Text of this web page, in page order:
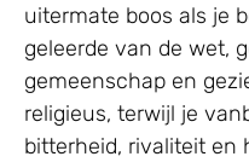
uitermate boos als je
geleerde van de wet,
gemeenschap en
religieus, terwijl je
bitterheid, rivaliteit en